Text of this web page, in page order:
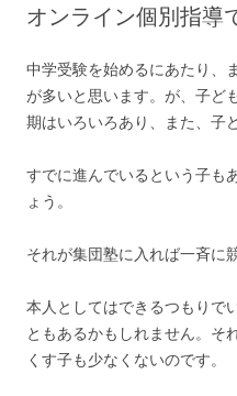
オンライン個別指導
中学受験を始めるにあたり、
が多いと思います。が、子ど
期はいろいろあり、また、子
すでに進んでいるという子も
ょう。
それが集団塾に入れば一斉に
本人としてはできるつもりで
ともあるかもしれません。そ
くす子も少なくないのです。